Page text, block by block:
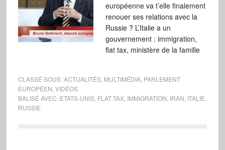
européenne va t’elle finalement
renouer ses relations avec la
Russie ? L’Italie a un
gouvernement : immigration,
flat tax, ministère de la famille
CLASSÉ SOUS :ACTUALITÉS, MULTIMÉDIA, PARLEMENT
EUROPÉEN VIDÉOS
BALISÉ AVEC :ETATS-UNIS, FLAT TAX, IMMIGRATION IRAN ITALIE
RUSSIE